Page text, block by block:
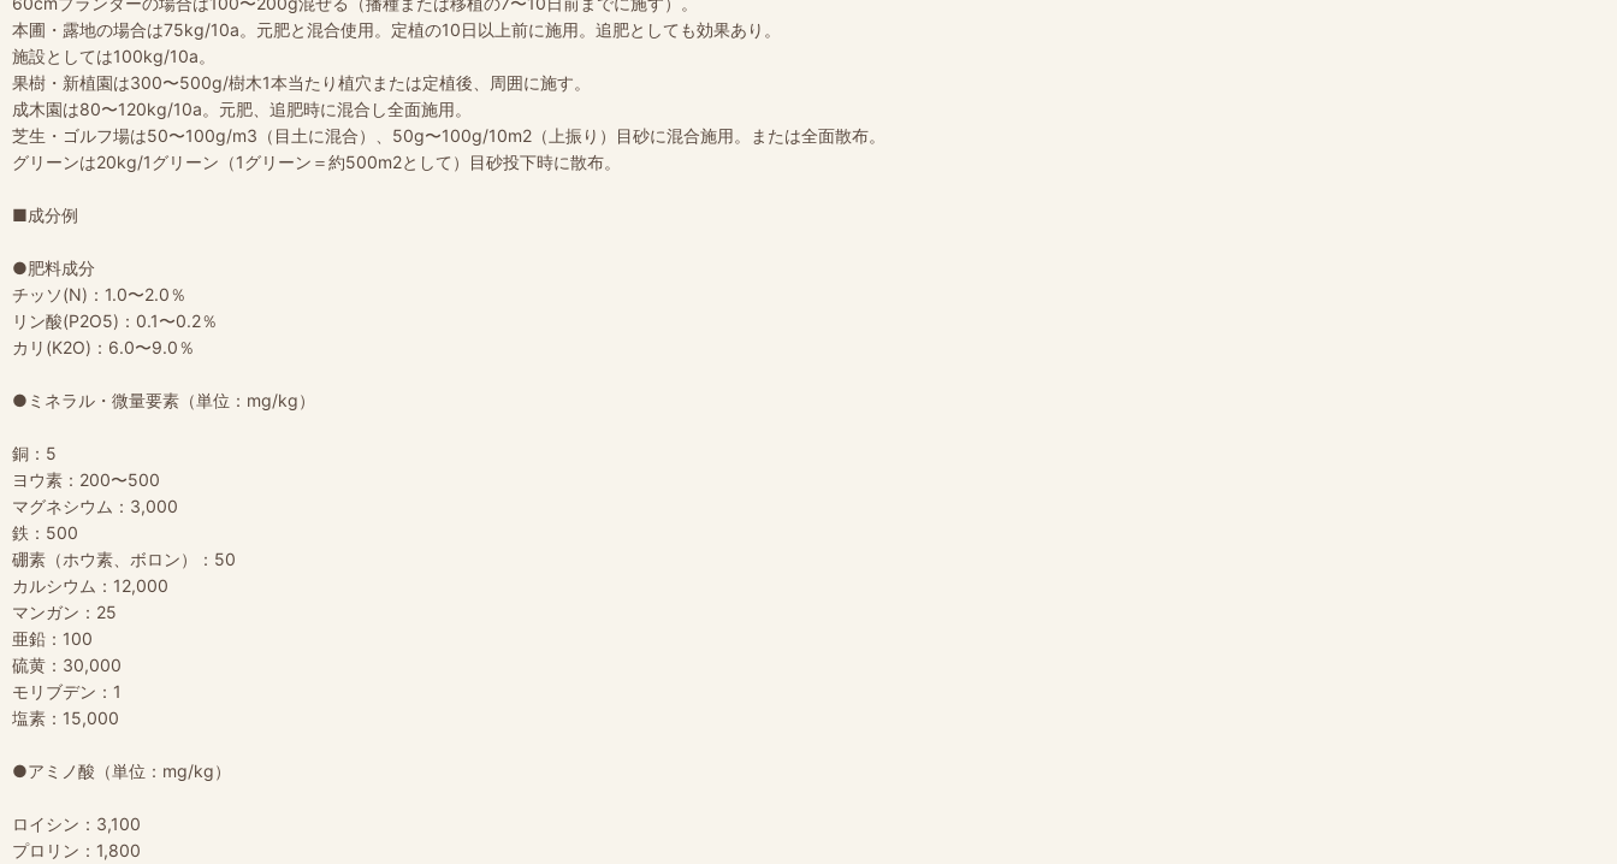
本圃・露地の場合は75kg/10a。元肥と混合使用。定植の10日以上前に施用。追肥としても効果あり。
施設としては100kg/10a。
果樹・新植園は300〜500g/樹木1本当たり植穴または定植後、周囲に施す。
成木園は80〜120kg/10a。元肥、追肥時に混合し全面施用。
芝生・ゴルフ場は50〜100g/m3（目土に混合）、50g〜100g/10m2（上振り）目砂に混合施用。または全面散布。
グリーンは20kg/1グリーン（1グリーン＝約500m2として）目砂投下時に散布。
■成分例
●肥料成分
チッソ(N)：1.0〜2.0％
リン酸(P2O5)：0.1〜0.2％
カリ(K2O)：6.0〜9.0％
●ミネラル・微量要素（単位：mg/kg）
銅：5
ヨウ素：200〜500
マグネシウム：3,000
鉄：500
硼素（ホウ素、ボロン）：50
カルシウム：12,000
マンガン：25
亜鉛：100
硫黄：30,000
モリブデン：1
塩素：15,000
●アミノ酸（単位：mg/kg）
ロイシン：3,100
プロリン：1,800